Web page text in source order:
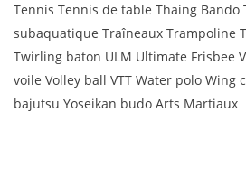
Tennis Tennis de table Thaing
subaquatique Traîneaux Trampoline
Twirling baton ULM Ultimate Frisbee
voile Volley ball VTT Water polo Wing
bajutsu Yoseikan budo Arts Martiaux